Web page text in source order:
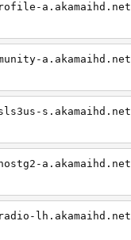
a.akamaihd.net
a.akamaihd.net
s.akamaihd.net
a.akamaihd.net
lh.akamaihd.net